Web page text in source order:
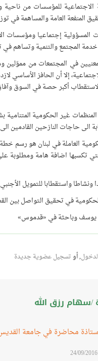
الاجتماعية للمؤسسات من
المنفعة العامة والمساهمة في
المسؤولية إجتماعيا
المجتمع والتنمية وتساهم في
في المجتمعات من
إلا أن الحافز الأساسي
أكبر حصة في السوق
غير الحكومية
الى حاجات النازحين القادمين الى
العاملة في لبنان هو رسم
تكسبها اضافة هامة ومطلوبة
ونشاطا واستقطابا للتمويل
في تحقيق التواصل بين
يوسف وباحثة في «قدموس»
, أوتسجيل عضوية جديدة
/سهام رزق الله
محاضرة في جامعة